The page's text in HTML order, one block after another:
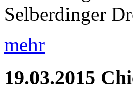
Selberdinger
mehr
19.03.2015